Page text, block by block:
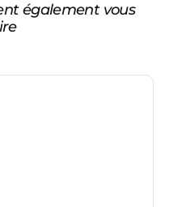
également vous